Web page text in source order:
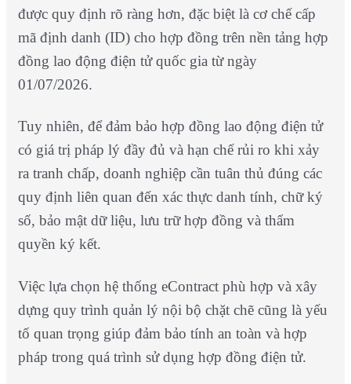
được quy định rõ ràng hơn, đặc biệt là cơ chế cấp
mã định danh (ID) cho hợp đồng trên nền tảng hợp
đồng lao động điện tử quốc gia từ ngày
01/07/2026.
Tuy nhiên, để đảm bảo hợp đồng lao động điện tử
có giá trị pháp lý đầy đủ và hạn chế rủi ro khi xảy
ra tranh chấp, doanh nghiệp cần tuân thủ đúng các
quy định liên quan đến xác thực danh tính, chữ ký
số, bảo mật dữ liệu, lưu trữ hợp đồng và thẩm
quyền ký kết.
Việc lựa chọn hệ thống eContract phù hợp và xây
dựng quy trình quản lý nội bộ chặt chẽ cũng là yếu
tố quan trọng giúp đảm bảo tính an toàn và hợp
pháp trong quá trình sử dụng hợp đồng điện tử.